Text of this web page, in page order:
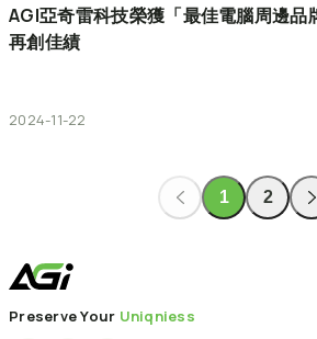
AGI亞奇雷科技榮獲「最佳電腦周邊品
再創佳績
2024-11-22
1 2
Preserve Your Uniqniess